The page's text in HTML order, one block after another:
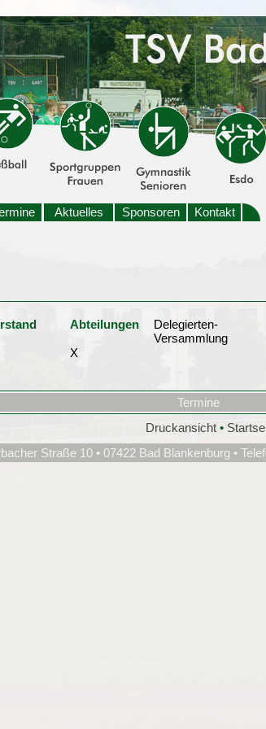
Aktuelles Sponsoren Kontakt
Abteilungen
Delegierten-
Versammlung
X
Termine
Druckansicht •
Straße 10 • 07422 Bad Blankenburg •